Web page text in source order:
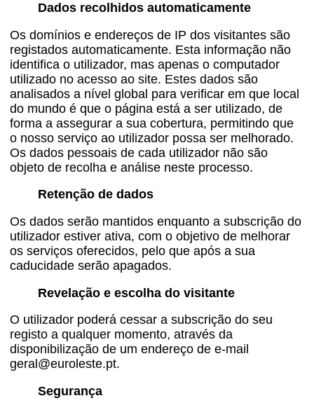
Dados recolhidos automaticamente
Os domínios e endereços de IP dos visitantes são
registados automaticamente. Esta informação não
identifica o utilizador, mas apenas o computador
utilizado no acesso ao site. Estes dados são
analisados a nível global para verificar em que local
do mundo é que o página está a ser utilizado, de
forma a assegurar a sua cobertura, permitindo que
o nosso serviço ao utilizador possa ser melhorado.
Os dados pessoais de cada utilizador não são
objeto de recolha e análise neste processo.
Retenção de dados
Os dados serão mantidos enquanto a subscrição do
utilizador estiver ativa, com o objetivo de melhorar
os serviços oferecidos, pelo que após a sua
caducidade serão apagados.
Revelação e escolha do visitante
O utilizador poderá cessar a subscrição do seu
registo a qualquer momento, através da
disponibilização de um endereço de e-mail
geral@euroleste.pt.
Segurança